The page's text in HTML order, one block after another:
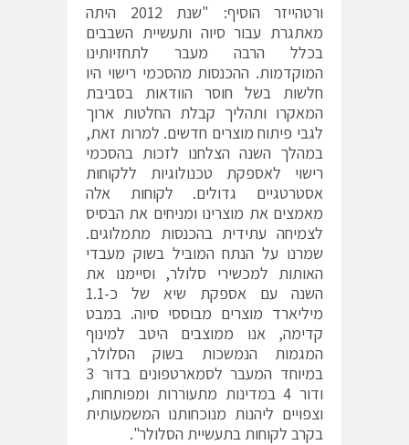
ורטהייזר הוסיף: "שנת 2012 היתה
מאתגרת עבור סיוה ותעשיית השבבים
בכלל הרבה מעבר לתחזיותינו
המוקדמות. ההכנסות מהסכמי רישוי היו
חלשות בשל חוסר הוודאות בסביבת
המאקרו ותהליך קבלת החלטות ארוך
לגבי פיתוח מוצרים חדשים. למרות זאת,
במהלך השנה הצלחנו לזכות בהסכמי
רישוי לאספקת טכנולוגיות ללקוחות
אסטרטגיים גדולים. לקוחות אלה
מאמצים את מוצרינו ומניחים את הבסיס
לצמיחה עתידית בהכנסות מתמלוגים.
שמרנו על הנתח המוביל בשוק מעבדי
האותות למכשירי סלולר, וסיימנו את
השנה עם אספקת שיא של כ-1.1
מיליארד מוצרים מבוססי סיוה. במבט
קדימה, אנו ממוצבים היטב למינוף
המגמות הנמשכות בשוק הסלולר,
במיוחד המעבר לסמארטפונים בדור 3
ודור 4 במדינות מתעוררות ומפותחות,
וצפויים ליהנות מנוכחותנו המשמעותית
בקרב לקוחות בתעשיית הסלולר".